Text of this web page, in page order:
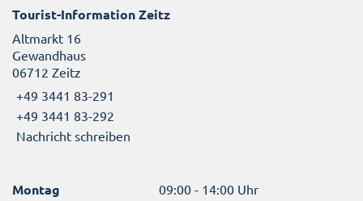
Tourist-Information Zeitz
Altmarkt 16
Gewandhaus
06712 Zeitz
+49 3441 83-291
+49 3441 83-292
Nachricht schreiben
Montag 09:00 - 14:00 Uhr